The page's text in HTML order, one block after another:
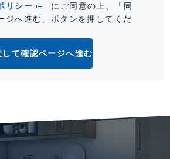
0
リシー
にご同意の上、「同
ジへ進む」ボタンを押してくだ
して確認ページへ進む